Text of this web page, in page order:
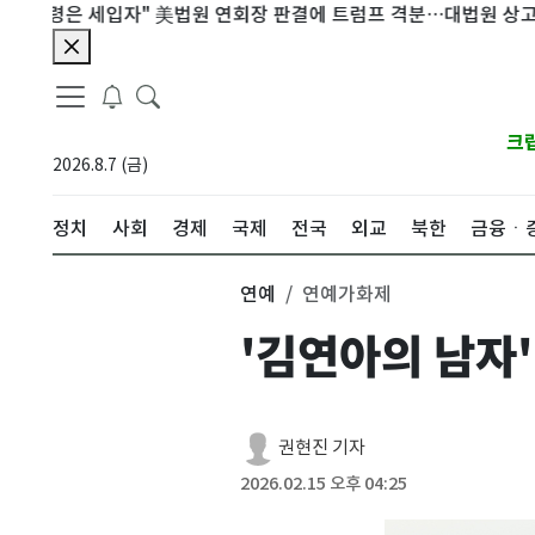
입자" 美법원 연회장 판결에 트럼프 격분…대법원 상고(종합)
2026.8.7 (금)
크
정치 사회 경제 국제 전국 외교 북한 금융ㆍ
연예 연예가화제
'김연아의 남
권현진 기자
2026.02.15 오후 04:25